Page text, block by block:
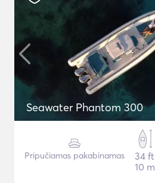
Seawater Phantom 300
Pripučiamas pakabinamas
34 ft
10 m